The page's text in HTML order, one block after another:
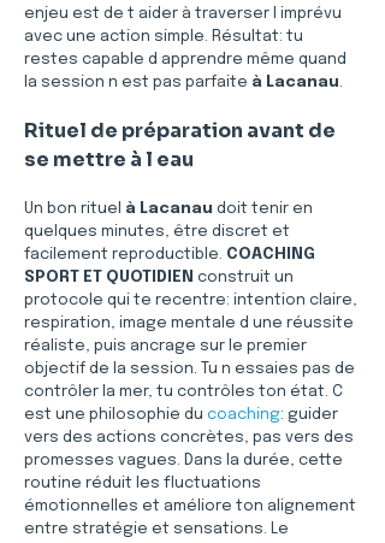
enjeu est de t aider à traverser l imprévu
avec une action simple. Résultat: tu
restes capable d apprendre même quand
la session n est pas parfaite à Lacanau.
Rituel de préparation avant de
se mettre à l eau
Un bon rituel à Lacanau doit tenir en
quelques minutes, être discret et
facilement reproductible. COACHING
SPORT ET QUOTIDIEN construit un
protocole qui te recentre: intention claire,
respiration, image mentale d une réussite
réaliste, puis ancrage sur le premier
objectif de la session. Tu n essaies pas de
contrôler la mer, tu contrôles ton état. C
est une philosophie du coaching: guider
vers des actions concrètes, pas vers des
promesses vagues. Dans la durée, cette
routine réduit les fluctuations
émotionnelles et améliore ton alignement
entre stratégie et sensations. Le